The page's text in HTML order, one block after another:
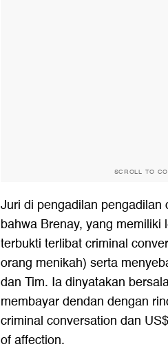
SCROLL TO
Juri di pengadilan
bahwa Brenay, yang memiliki
terbukti terlibat criminal
orang menikah) serta
dan Tim. Ia dinyatakan
membayar dendan dengan
criminal conversation dan
of affection.